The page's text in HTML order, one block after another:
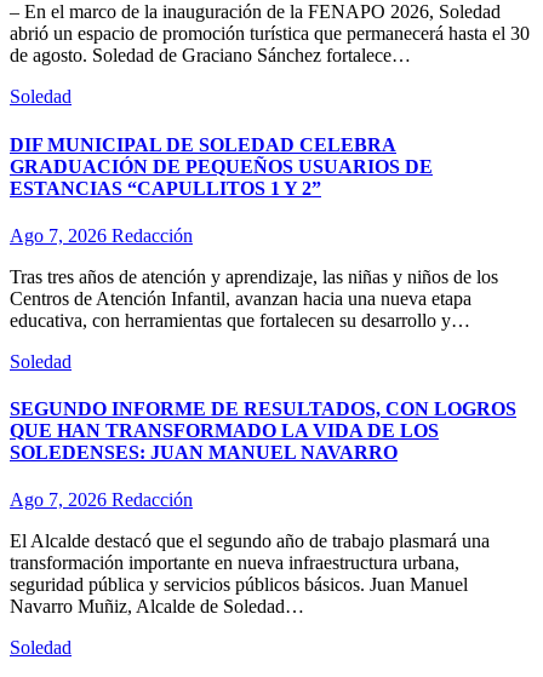
– En el marco de la inauguración de la FENAPO 2026, Soledad
abrió un espacio de promoción turística que permanecerá hasta el 30
de agosto. Soledad de Graciano Sánchez fortalece…
Soledad
DIF MUNICIPAL DE SOLEDAD CELEBRA
GRADUACIÓN DE PEQUEÑOS USUARIOS DE
ESTANCIAS “CAPULLITOS 1 Y 2”
Ago 7, 2026 Redacción
Tras tres años de atención y aprendizaje, las niñas y niños de los
Centros de Atención Infantil, avanzan hacia una nueva etapa
educativa, con herramientas que fortalecen su desarrollo y…
Soledad
SEGUNDO INFORME DE RESULTADOS, CON LOGROS
QUE HAN TRANSFORMADO LA VIDA DE LOS
SOLEDENSES: JUAN MANUEL NAVARRO
Ago 7, 2026 Redacción
El Alcalde destacó que el segundo año de trabajo plasmará una
transformación importante en nueva infraestructura urbana,
seguridad pública y servicios públicos básicos. Juan Manuel
Navarro Muñiz, Alcalde de Soledad…
Soledad